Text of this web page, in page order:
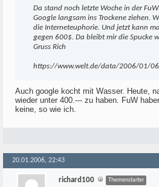
Da stand noch letzte Woche in der
Google langsam ins Trockene ziehen.
die Interneteuphorie. Und jetzt kann
gegen 600$. Da bleibt mir die Spucke
Gruss Rich
https://www.welt.de/data/2006/01/
Auch google kocht mit Wasser. Heute,
wieder unter 400.--- zu haben. FuW
keine, so wie ich.
20.01.2006, 22:43
richard100 Themenstarter